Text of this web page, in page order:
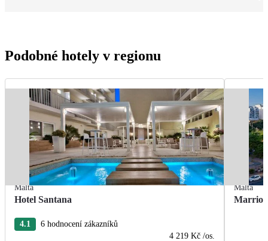
Podobné hotely v regionu
Malta
Hotel Santana
4.1
6 hodnocení zákazníků
4 219 Kč /os.
Malta